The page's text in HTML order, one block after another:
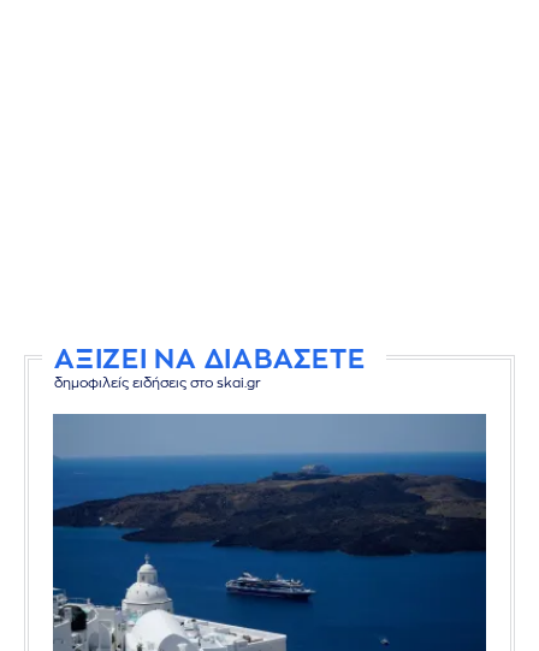
ΑΞΙΖΕΙ ΝΑ ΔΙΑΒΑΣΕΤΕ
δημοφιλείς ειδήσεις στο skai.gr